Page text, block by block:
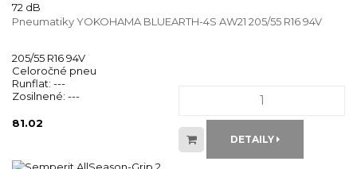
72 dB
Pneumatiky YOKOHAMA BLUEARTH-4S AW21 205/55 R16 94V
205/55 R16 94V
Celoročné pneu
Runflat: ---
Zosilnené: ---
81.02
DETAILY